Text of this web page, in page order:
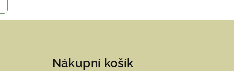
Nákupní košík